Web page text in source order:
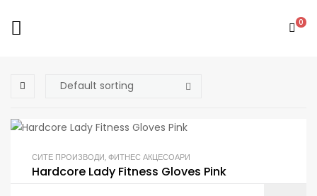
0
СИТЕ ПРОИЗВОДИ,ФИТНЕС АКЦЕСОАРИ
Hardcore Lady Fitness Gloves Pink